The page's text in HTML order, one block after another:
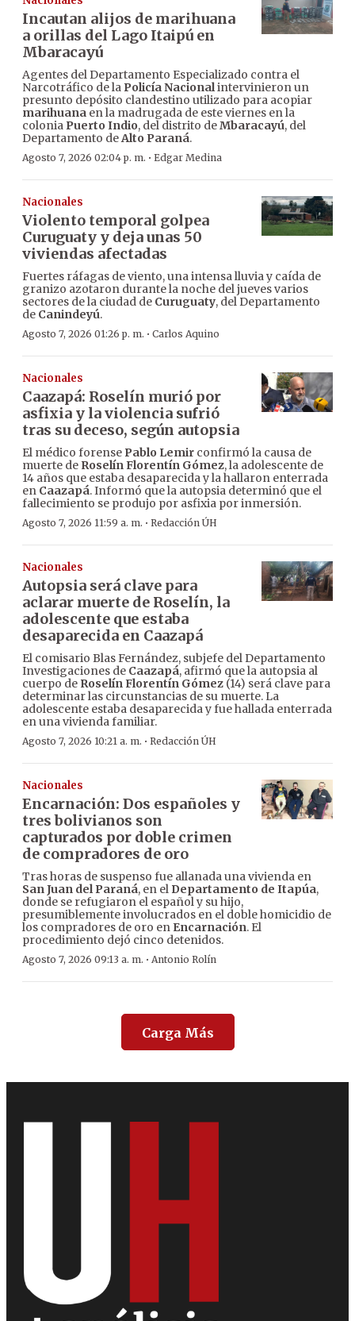
Incautan alijos de marihuana
a orillas del Lago Itaipú en
Mbaracayú
Agentes del Departamento Especializado contra el
Narcotráfico de la Policía Nacionalintervinieron un
presunto depósito clandestino utilizado para acopiar
marihuana en la madrugada de este viernes en la
colonia Puerto Indio, del distrito deMbaracayú, del
Departamento deAlto Paraná.
Agosto 7, 2026 02:04 p. m. · Edgar Medina
Nacionales
Violento temporal golpea
Curuguaty y deja unas 50
viviendas afectadas
Fuertes ráfagas de viento, una intensa lluvia y caída de
granizo azotaron durante la noche del jueves varios
sectores de la ciudad de Curuguaty, del Departamento
de Canindeyú.
Agosto 7, 2026 01:26 p. m. · Carlos Aquino
Nacionales
Caazapá: Roselín murió por
asfixia y la violencia sufrió
tras su deceso, según autopsia
El médico forense Pablo Lemir confirmó la causa de
muerte de Roselín Florentín Gómez, la adolescente de
14 años que estaba desaparecida y la hallaron enterrada
en Caazapá. Informó que la autopsia determinó que el
fallecimiento se produjo por asfixia por inmersión.
Agosto 7, 2026 11:59 a. m. · Redacción ÚH
Nacionales
Autopsia será clave para
aclarar muerte de Roselín, la
adolescente que estaba
desaparecida en Caazapá
El comisario Blas Fernández, subjefe del Departamento
Investigaciones de Caazapá, afirmó que la autopsia al
cuerpo de Roselín Florentín Gómez (14) será clave para
determinar las circunstancias de su muerte. La
adolescente estaba desaparecida y fue hallada enterrada
en una vivienda familiar.
Agosto 7, 2026 10:21 a. m. · Redacción ÚH
Nacionales
Encarnación: Dos españoles y
tres bolivianos son
capturados por doble crimen
de compradores de oro
Tras horas de suspenso fue allanada una vivienda en
San Juan del Paraná, en el Departamento de Itapúa,
donde se refugiaron el español y su hijo,
presumiblemente involucrados en el doble homicidio de
los compradores de oro en Encarnación. El
procedimiento dejó cinco detenidos.
Agosto 7, 2026 09:13 a. m. · Antonio Rolín
Carga Más